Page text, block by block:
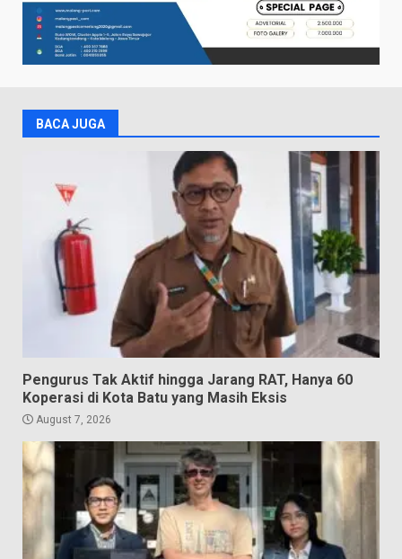
BACA JUGA
Pengurus Tak Aktif hingga Jarang RAT, Hanya 60
Koperasi di Kota Batu yang Masih Eksis
August 7, 2026